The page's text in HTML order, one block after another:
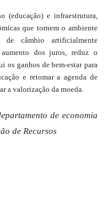
(educação) e infraestrutura,
que tornem o ambiente
câmbio artificialmente
dos juros, reduz o
ganhos de bem-estar para
e retomar a agenda de
a valorização da moeda.
de economia
de Recursos